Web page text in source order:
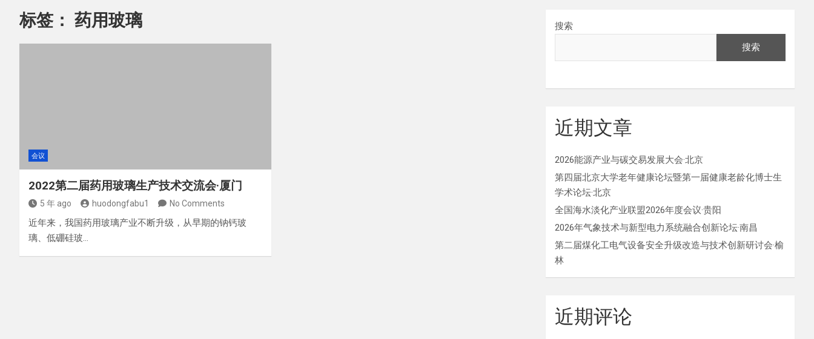
标签： 药用玻璃
会议
2022第二届药用玻璃生产技术交流会·厦门
5 年 ago huodongfabu1 No Comments
近年来，我国药用玻璃产业不断升级，从早期的钠钙玻
璃、低硼硅玻…
搜索
搜索
近期文章
2026能源产业与碳交易发展大会·北京
第四届北京大学老年健康论坛暨第一届健康老龄化博士生
学术论坛·北京
全国海水淡化产业联盟2026年度会议·贵阳
2026年气象技术与新型电力系统融合创新论坛·南昌
第二届煤化工电气设备安全升级改造与技术创新研讨会·榆
林
近期评论